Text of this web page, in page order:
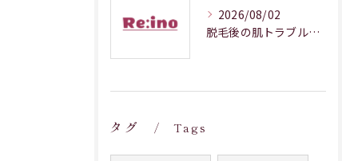
2026/08/02
脱毛後の肌トラブルを防ぐ正しいケア
タグ Tags